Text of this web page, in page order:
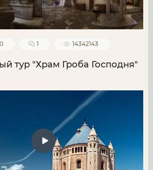
1 14342143
тур "Храм Гроба Господня"